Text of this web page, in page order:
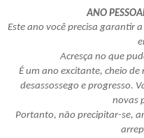
ANO
Este ano você precisa garantir
Acresça no que
É um ano excitante, cheio
desassossego e progresso.
novas
Portanto, não precipitar-se,